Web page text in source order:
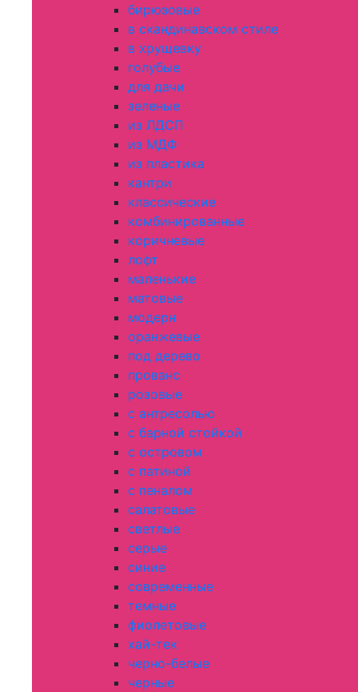
бирюзовые
в скандинавском стиле
в хрущевку
голубые
для дачи
зеленые
из ЛДСП
из МДФ
из пластика
кантри
классические
комбинированные
коричневые
лофт
маленькие
матовые
модерн
оранжевые
под дерево
прованс
розовые
с антресолью
с барной стойкой
с островом
с патиной
с пеналом
салатовые
светлые
серые
синие
современные
темные
фиолетовые
хай-тек
черно-белые
черные